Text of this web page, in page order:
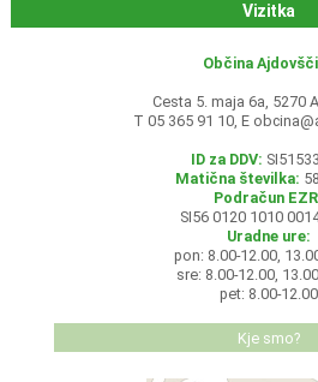
Vizitka
Občina
Cesta 5. maja 6a, 5270
T 05 365 91 10, E
ID za DDV:
Matična številka:
Podračun
SI56 0120 1010
Uradne ure:
pon: 8.00-12.00,
sre: 8.00-12.00,
pet: 8.00-12.00
Kje smo?